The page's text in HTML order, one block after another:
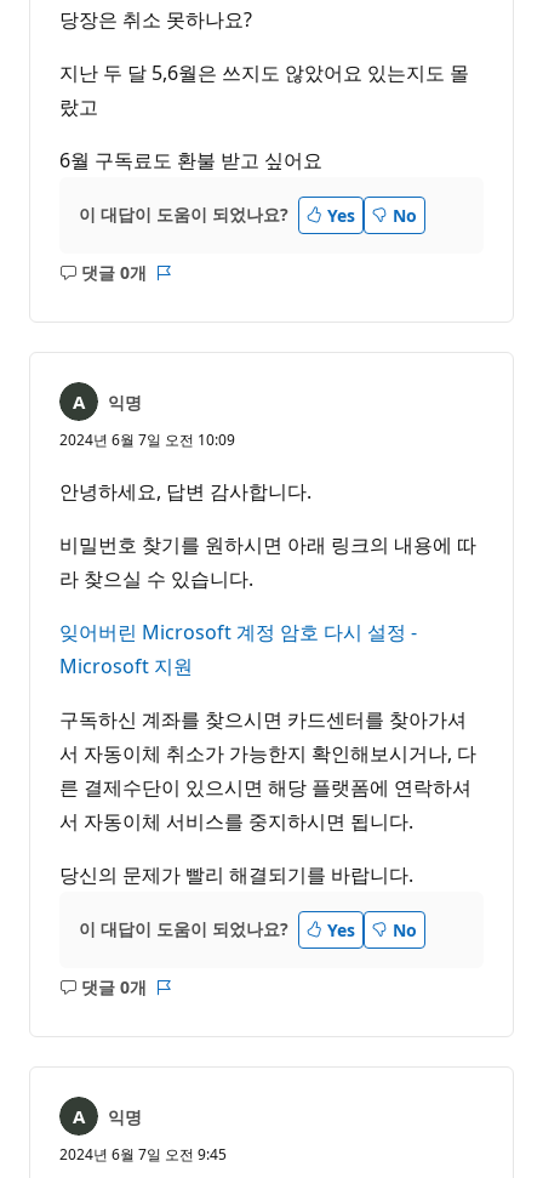
당장은 취소 못하나요?
지난 두 달 5,6월은 쓰지도 않았어요 있는지도 몰
랐고
6월 구독료도 환불 받고 싶어요
이 대답이 도움이 되었나요? Yes No
댓글 0개
설
음
익명
2024년 6월 7일 오전 10:09
안녕하세요, 답변 감사합니다.
비밀번호 찾기를 원하시면 아래 링크의 내용에 따
라 찾으실 수 있습니다.
잊어버린 Microsoft 계정 암호 다시 설정 -
Microsoft 지원
구독하신 계좌를 찾으시면 카드센터를 찾아가셔
서 자동이체 취소가 가능한지 확인해보시거나, 다
른 결제수단이 있으시면 해당 플랫폼에 연락하셔
서 자동이체 서비스를 중지하시면 됩니다.
당신의 문제가 빨리 해결되기를 바랍니다.
이 대답이 도움이 되었나요? Yes No
댓글 0개
설
음
익명
2024년 6월 7일 오전 9:45